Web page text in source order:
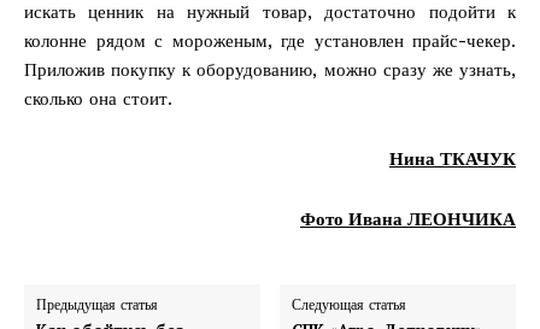
искать ценник на нужный товар, достаточно подойти к
колонне рядом с мороженым, где установлен прайс-чекер.
Приложив покупку к оборудованию, можно сразу же узнать,
сколько она стоит.
Нина ТКАЧУК
Фото Ивана ЛЕОНЧИКА
Предыдущая статья Следующая статья